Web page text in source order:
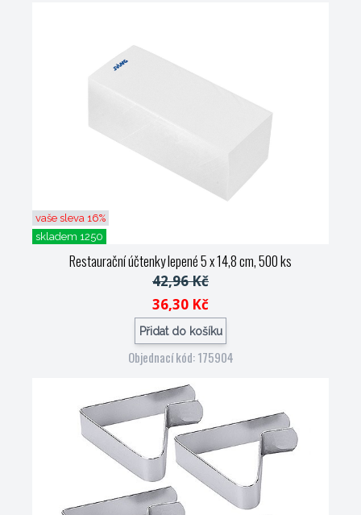
vaše sleva 16%
skladem 1250
Restaurační účtenky lepené 5 x 14,8 cm, 500 ks
42,96 Kč
36,30 Kč
Přidat do košíku
Objednací kód: 175904